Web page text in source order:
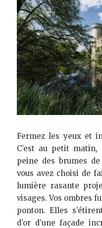
Fermez les yeux et
C’est au petit
peine des brumes
vous avez choisi de
lumière rasante
visages. Vos ombres
ponton. Elles
d’or d’une façade
Pâques
Visites guidées
Visites libres